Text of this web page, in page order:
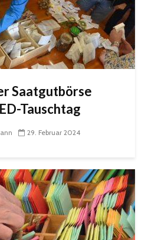
Saatgutbörse
Tauschtag
29. Februar 2024